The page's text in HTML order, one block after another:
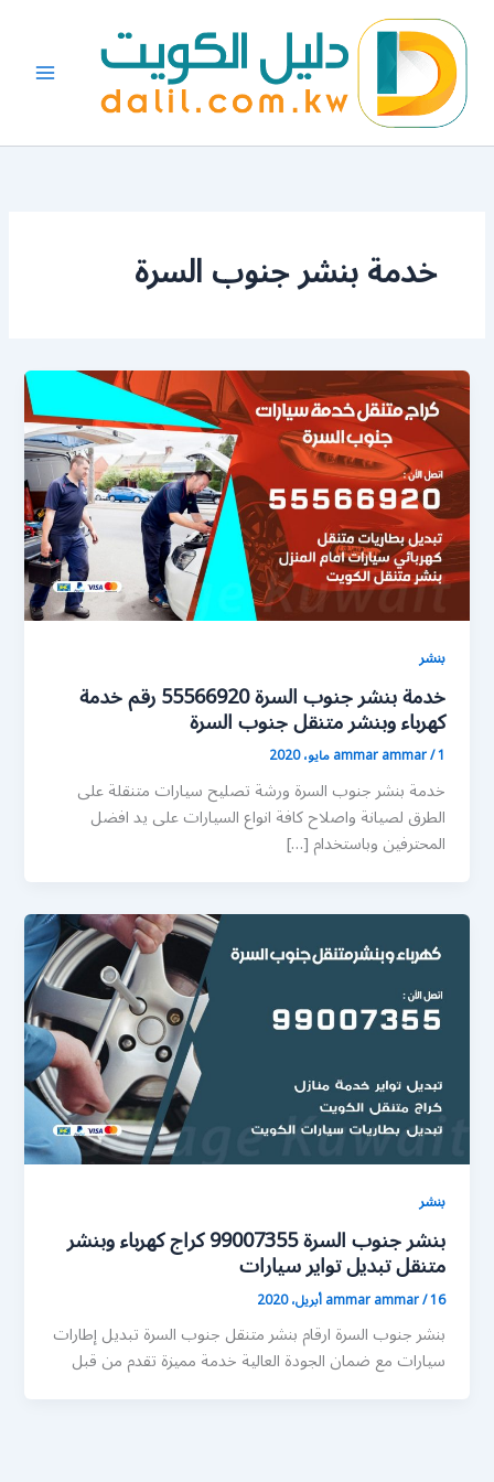
المحتوى
خدمة بنشر جنوب السرة
بنشر
خدمة بنشر جنوب السرة 55566920 رقم خدمة
كهرباء وبنشر متنقل جنوب السرة
ammar ammar/1 مايو، 2020
خدمة بنشر جنوب السرة ورشة تصليح سيارات متنقلة على
الطرق لصيانة واصلاح كافة انواع السيارات على يد افضل
المحترفين وباستخدام […]
بنشر
بنشر جنوب السرة 99007355 كراج كهرباء وبنشر
متنقل تبديل تواير سيارات
ammar ammar/16 أبريل، 2020
بنشر جنوب السرة ارقام بنشر متنقل جنوب السرة تبديل إطارات
سيارات مع ضمان الجودة العالية خدمة مميزة تقدم من قبل